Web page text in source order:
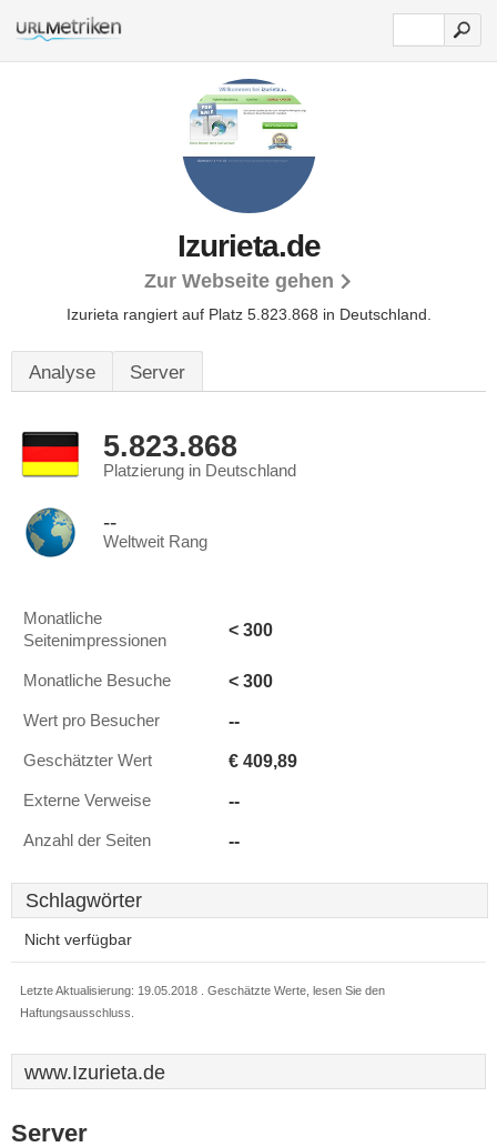
Izurieta.de
Zur Webseite gehen
Izurieta rangiert auf Platz 5.823.868 in Deutschland.
Analyse Server
5.823.868
Platzierung in Deutschland
--
Weltweit Rang
Monatliche
Seitenimpressionen
< 300
Monatliche Besuche < 300
Wert pro Besucher --
Geschätzter Wert € 409,89
Externe Verweise --
Anzahl der Seiten --
Schlagwörter
Nicht verfügbar
Letzte Aktualisierung: 19.05.2018 . Geschätzte Werte, lesen Sie den
Haftungsausschluss.
www.Izurieta.de
Server